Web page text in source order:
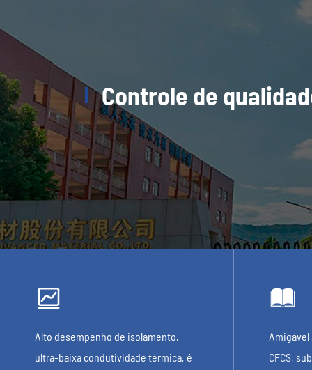
Controle de

Alto desempenho de isolamento,
ultra-baixa condutividade térmica, é

CFCS,